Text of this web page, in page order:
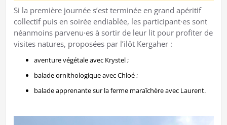
Si la première journée s’est terminée en grand apéritif
collectif puis en soirée endiablée, les participant·es sont
néanmoins parvenu·es à sortir de leur lit pour profiter de
visites natures, proposées par l’ilôt Kergaher :
aventure végétale avec Krystel ;
balade ornithologique avec Chloé ;
balade apprenante sur la ferme maraîchère avec Laurent.